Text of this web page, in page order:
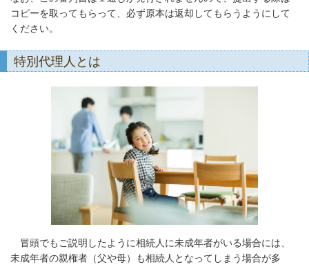
コピーを取ってもらって、必ず原本は返却してもらうようにして
ください。
特別代理人とは
冒頭でもご説明したように相続人に未成年者がいる場合には、
未成年者の親権者（父や母）も相続人となってしまう場合が多